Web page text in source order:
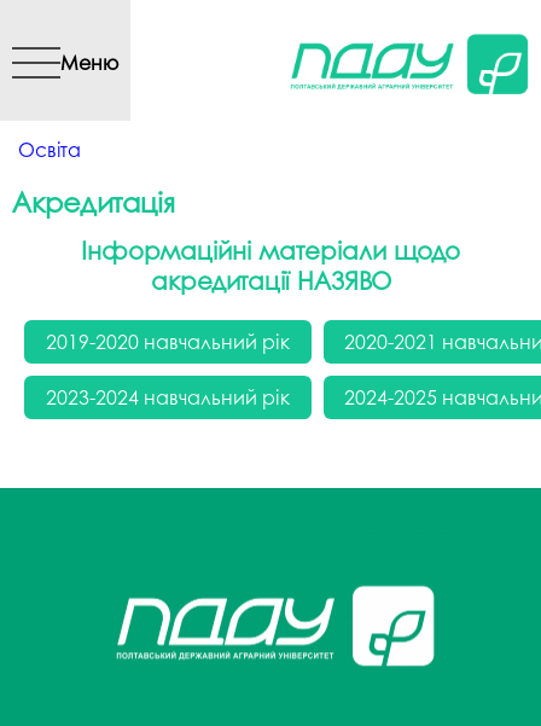
вмісту
Меню
Ви є тут
Освіта
Акредитація
Інформаційні матеріали щодо
акредитації НАЗЯВО
2019-2020 навчальний рік
2020-2021
2023-2024 навчальний рік
2024-2025